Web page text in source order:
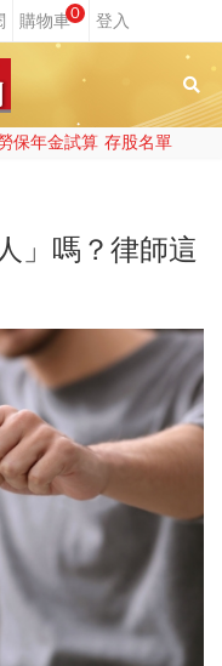
0
保年金試算 存股名單
」嗎？律師這